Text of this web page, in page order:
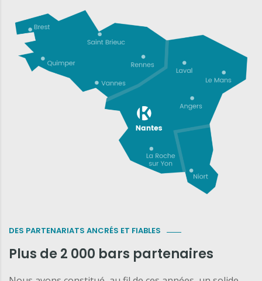
DES PARTENARIATS ANCRÉS ET FIABLES
Plus de 2 000 bars partenaires